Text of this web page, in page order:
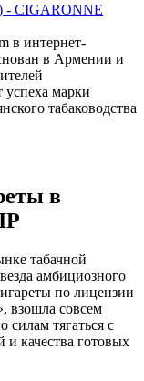
в интернет-
в Армении и
успеха марки
табаководства
в
табачной
амбициозного
по лицензии
взошла совсем
силам тягаться с
качества готовых